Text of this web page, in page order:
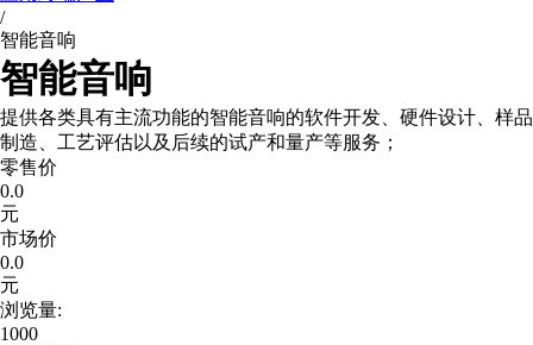
/
智能音响
智能音响
提供各类具有主流功能的智能音响的软件开发、硬件设计、样品
制造、工艺评估以及后续的试产和量产等服务；
零售价
0.0
元
市场价
0.0
元
浏览量:
1000